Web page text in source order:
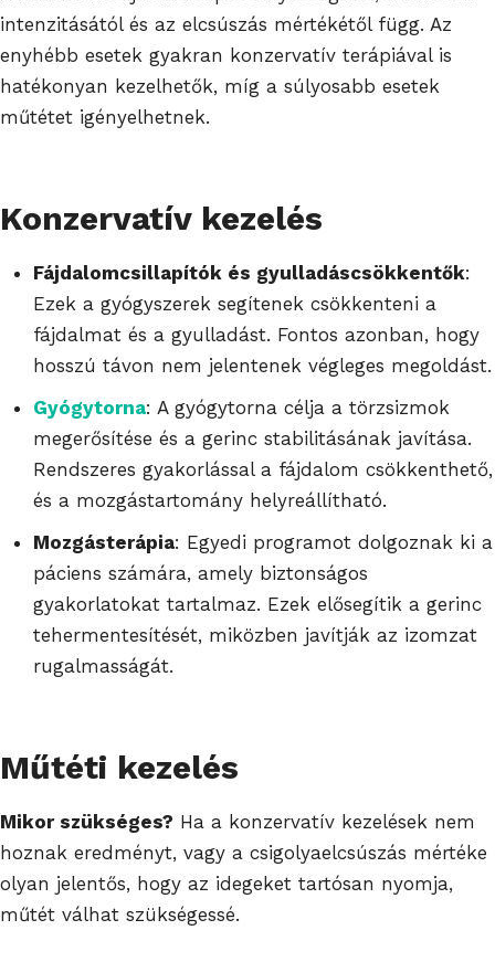
intenzitásától és az elcsúszás mértékétől függ. Az
enyhébb esetek gyakran konzervatív terápiával is
hatékonyan kezelhetők, míg a súlyosabb esetek
műtétet igényelhetnek.
Konzervatív kezelés
Fájdalomcsillapítók és gyulladáscsökkentők:
Ezek a gyógyszerek segítenek csökkenteni a
fájdalmat és a gyulladást. Fontos azonban, hogy
hosszú távon nem jelentenek végleges megoldást.
Gyógytorna: A gyógytorna célja a törzsizmok
megerősítése és a gerinc stabilitásának javítása.
Rendszeres gyakorlással a fájdalom csökkenthető,
és a mozgástartomány helyreállítható.
Mozgásterápia: Egyedi programot dolgoznak ki a
páciens számára, amely biztonságos
gyakorlatokat tartalmaz. Ezek elősegítik a gerinc
tehermentesítését, miközben javítják az izomzat
rugalmasságát.
Műtéti kezelés
Mikor szükséges? Ha a konzervatív kezelések nem
hoznak eredményt, vagy a csigolyaelcsúszás mértéke
olyan jelentős, hogy az idegeket tartósan nyomja,
műtét válhat szükségessé.